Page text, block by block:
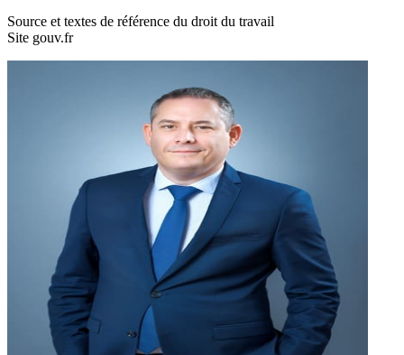
Source et textes de référence du droit du travail
Site gouv.fr